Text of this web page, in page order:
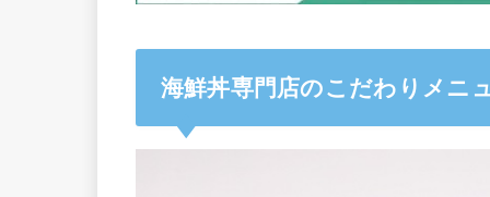
海鮮丼専門店のこだわりメニ